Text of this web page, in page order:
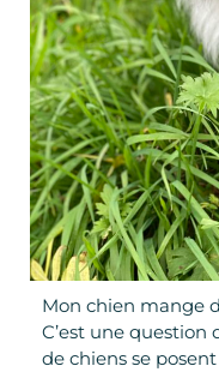
Mon chien mange
C’est une question
de chiens se